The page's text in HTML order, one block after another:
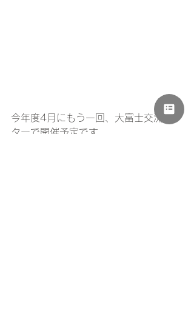
今年度4月にもう一回、大富士交流セン
ターで開催予定です。